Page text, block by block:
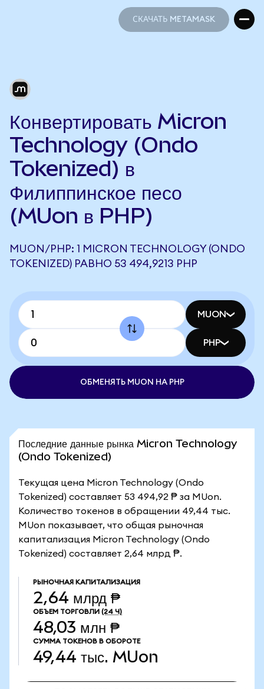
СКАЧАТЬ METAMASK
Конвертировать Micron
Technology (Ondo
Tokenized) в
Филиппинское песо
(MUon в PHP)
MUON/PHP: 1 MICRON TECHNOLOGY (ONDO
TOKENIZED) РАВНО 53 494,9213 PHP
MUON
PHP
ОБМЕНЯТЬ MUON НА PHP
Последние данные рынка Micron Technology
(Ondo Tokenized)
Текущая цена Micron Technology (Ondo
Tokenized) составляет 53 494,92 ₱ за MUon.
Количество токенов в обращении 49,44 тыс.
MUon показывает, что общая рыночная
капитализация Micron Technology (Ondo
Tokenized) составляет 2,64 млрд ₱.
РЫНОЧНАЯ КАПИТАЛИЗАЦИЯ
2,64 млрд ₱
ОБЪЕМ ТОРГОВЛИ (24 Ч)
48,03 млн ₱
СУММА ТОКЕНОВ В ОБОРОТЕ
49,44 тыс. MUon